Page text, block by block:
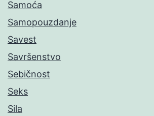
Samoća
Samopouzdanje
Savest
Savršenstvo
Sebičnost
Seks
Sila